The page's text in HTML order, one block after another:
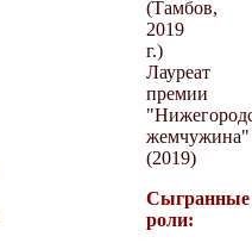
(Тамбов,
2019
г.)
Лауреат
премии
жемчужина"
(2019)
Сыгранные
роли: